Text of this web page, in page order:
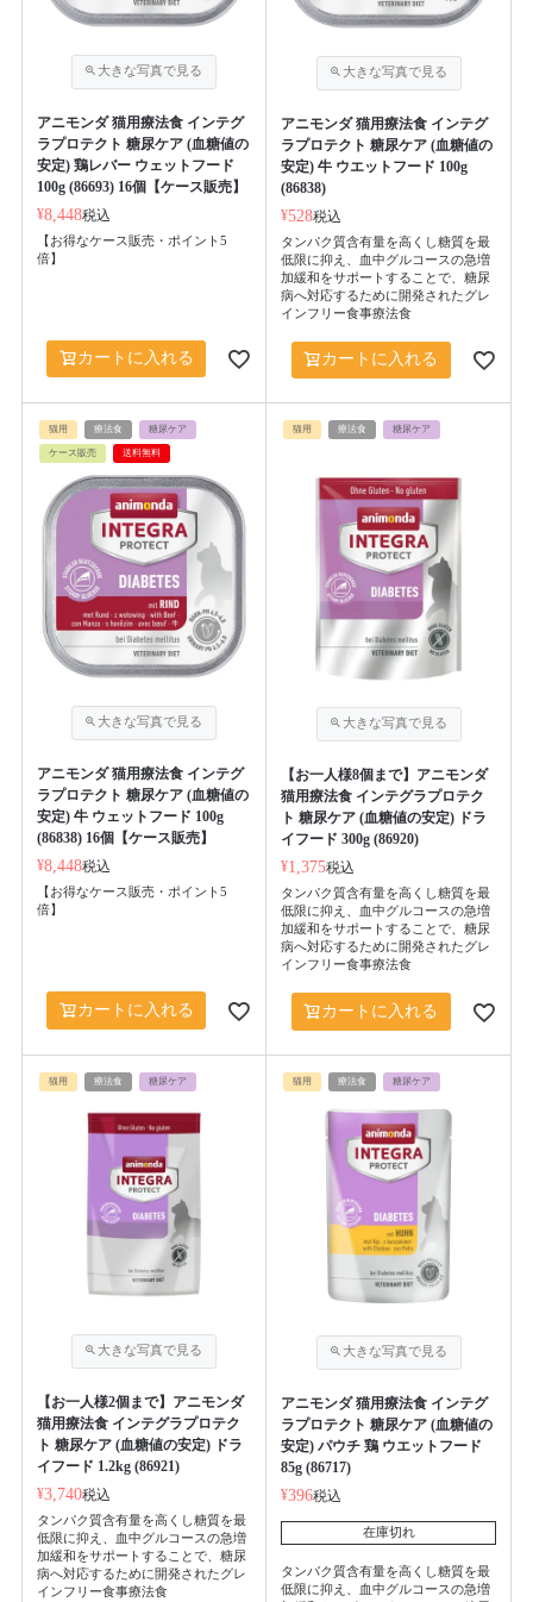
アニモンダ 猫用療法食 インテグ
ラプロテクト 糖尿ケア (血糖値の
安定) 鶏レバー ウェットフード
100g (86693) 16個【ケース販売】
¥8,448税込
【お得なケース販売・ポイント5
倍】
カートに入れる
アニモンダ 猫用療法食 インテグ
ラプロテクト 糖尿ケア (血糖値の
安定) 牛 ウエットフード 100g
(86838)
¥528税込
タンパク質含有量を高くし糖質を最
低限に抑え、血中グルコースの急増
加緩和をサポートすることで、糖尿
病へ対応するために開発されたグレ
インフリー食事療法食
カートに入れる
猫用 療法食 糖尿ケア
ケース販売 送料無料
アニモンダ 猫用療法食 インテグ
ラプロテクト 糖尿ケア (血糖値の
安定) 牛 ウェットフード 100g
(86838) 16個【ケース販売】
¥8,448税込
【お得なケース販売・ポイント5
倍】
カートに入れる
猫用 療法食 糖尿ケア
【お一人様8個まで】アニモンダ
猫用療法食 インテグラプロテク
ト 糖尿ケア (血糖値の安定) ドラ
イフード 300g (86920)
¥1,375税込
タンパク質含有量を高くし糖質を最
低限に抑え、血中グルコースの急増
加緩和をサポートすることで、糖尿
病へ対応するために開発されたグレ
インフリー食事療法食
カートに入れる
猫用 療法食 糖尿ケア
【お一人様2個まで】アニモンダ
猫用療法食 インテグラプロテク
ト 糖尿ケア (血糖値の安定) ドラ
イフード 1.2kg (86921)
¥3,740税込
タンパク質含有量を高くし糖質を最
低限に抑え、血中グルコースの急増
加緩和をサポートすることで、糖尿
病へ対応するために開発されたグレ
インフリー食事療法食
猫用 療法食 糖尿ケア
アニモンダ 猫用療法食 インテグ
ラプロテクト 糖尿ケア (血糖値の
安定) パウチ 鶏 ウエットフード
85g (86717)
¥396税込
在庫切れ
タンパク質含有量を高くし糖質を最
低限に抑え、血中グルコースの急増